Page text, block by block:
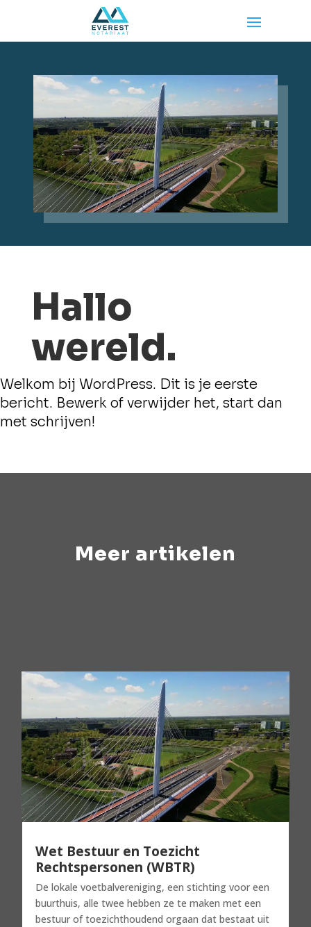
Hallo
wereld.
Welkom bij WordPress. Dit is je eerste
bericht. Bewerk of verwijder het, start dan
met schrijven!
Meer artikelen
Wet Bestuur en Toezicht
Rechtspersonen (WBTR)
De lokale voetbalvereniging, een stichting voor een
buurthuis, alle twee hebben ze te maken met een
bestuur of toezichthoudend orgaan dat bestaat uit